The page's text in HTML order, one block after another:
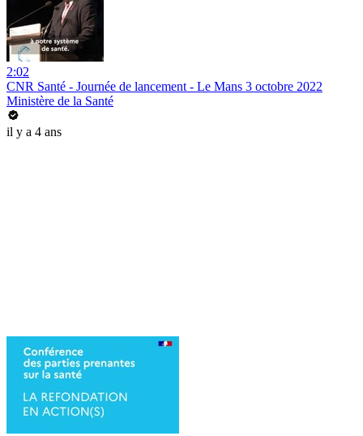
2:02
CNR Santé - Journée de lancement - Le Mans 3 octobre 2022
Ministère de la Santé
il y a 4 ans